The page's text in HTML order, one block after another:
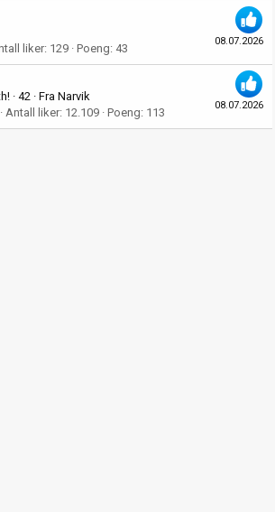
08.07.2026
liker 129 Poeng 43
08.07.2026
· 42 · Fra Narvik
Antall liker 12.109 Poeng 113